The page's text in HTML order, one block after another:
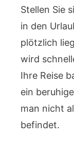
Stellen Sie
in den
plötzlich
wird
Ihre Reise
ein
man nicht
befindet.